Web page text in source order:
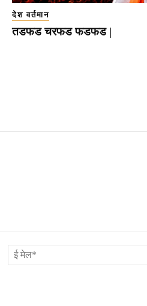
देश वर्तमान
तडफड चरफड फडफड |
नाव*